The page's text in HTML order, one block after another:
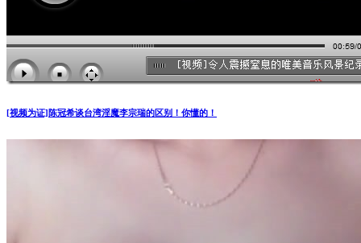
[视频为证]陈冠希谈台湾淫魔李宗瑞的区别！你懂的！